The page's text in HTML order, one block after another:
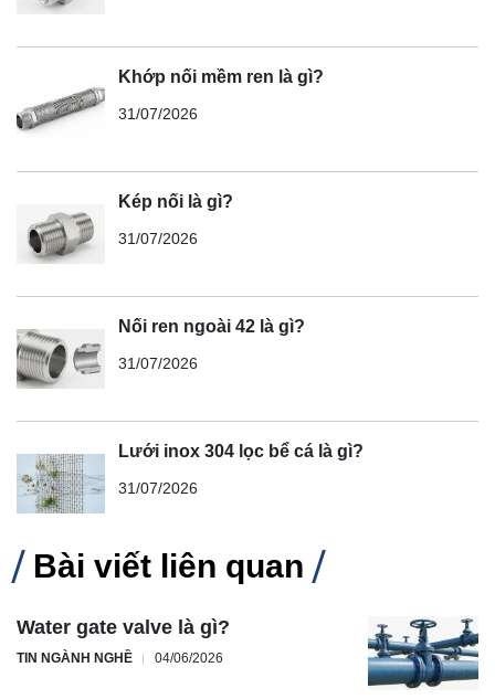
Khớp nối mềm ren là gì?
31/07/2026
Kép nối là gì?
31/07/2026
Nối ren ngoài 42 là gì?
31/07/2026
Lưới inox 304 lọc bể cá là gì?
31/07/2026
Bài viết liên quan
Water gate valve là gì?
TIN NGÀNH NGHỀ 04/06/2026